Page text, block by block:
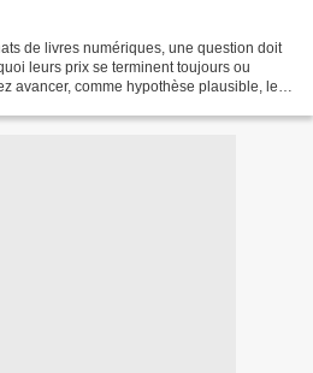
de livres numériques, une question doit
leurs prix se terminent toujours ou
avancer, comme hypothèse plausible, le